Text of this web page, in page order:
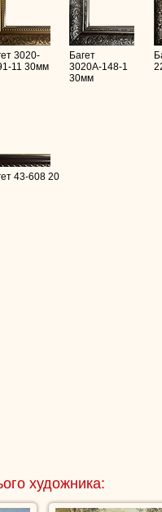
3020-
11 30мм
Багет
3020А-148-1
30мм
43-608 20
художника: